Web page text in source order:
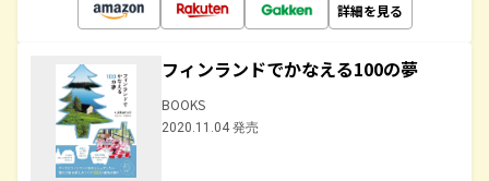
詳細を見る
フィンランドでかなえる100の夢
BOOKS
2020.11.04 発売